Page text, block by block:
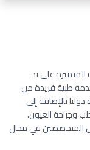
المتميزة على يد
طبية فريدة من
بالإضافة إلى
وجراحة العيون.
المتخصصين في مجال